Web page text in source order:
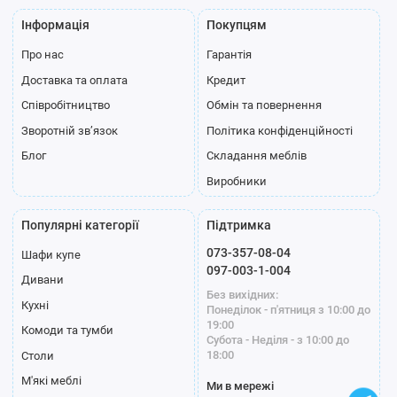
Інформація
Про нас
Доставка та оплата
Співробітництво
Зворотній зв’язок
Блог
Покупцям
Гарантія
Кредит
Обмін та повернення
Політика конфіденційності
Складання меблів
Виробники
Популярні категорії
Шафи купе
Дивани
Кухні
Комоди та тумби
Столи
М'які меблі
Підтримка
073-357-08-04
097-003-1-004
Без вихідних:
Понеділок - п'ятниця з 10:00 до
19:00
Субота - Неділя - з 10:00 до
18:00
Ми в мережі